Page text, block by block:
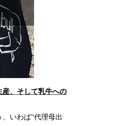
、そして乳牛への
いわば“代理母出